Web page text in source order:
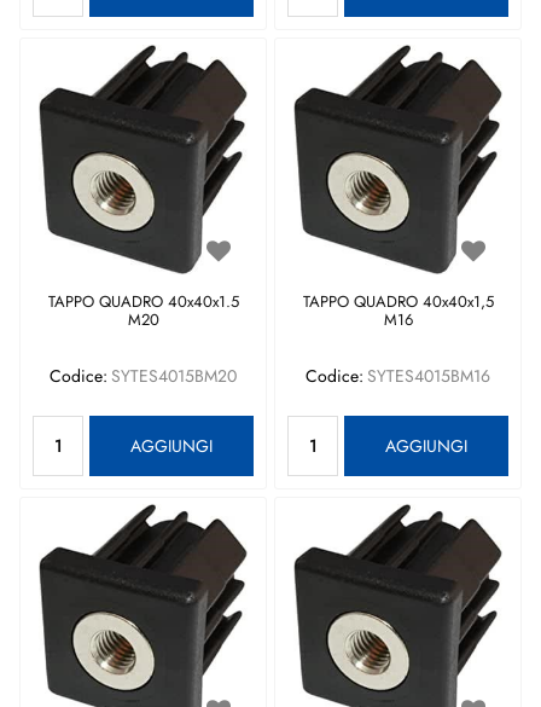
TAPPO QUADRO 40x40x1.5
M20
Codice: SYTES4015BM20
AGGIUNGI
TAPPO QUADRO 40x40x1,5
M16
Codice: SYTES4015BM16
AGGIUNGI